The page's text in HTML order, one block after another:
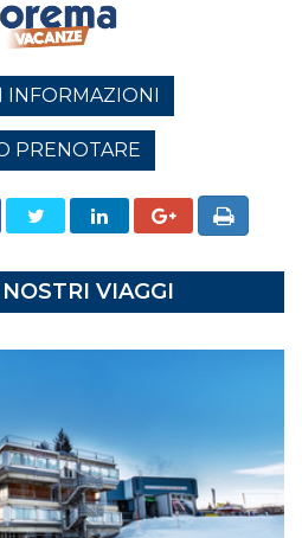
INFORMAZIONI
PRENOTARE
VIAGGI